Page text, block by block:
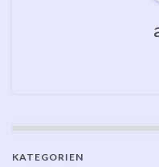
KATEGORIEN